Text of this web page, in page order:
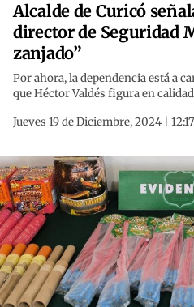
Alcalde de Curicó
director de Seguridad
zanjado”
Por ahora, la dependencia está a
que Héctor Valdés figura en
Jueves 19 de Diciembre, 2024 | 12:17